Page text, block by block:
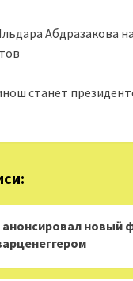
Абдразакова
станет
новый